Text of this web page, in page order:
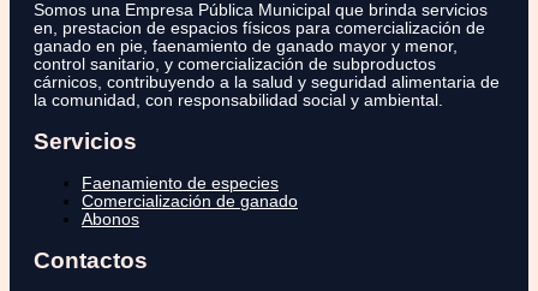
Somos una Empresa Pública Municipal que brinda servicios
en, prestacion de espacios físicos para comercialización de
ganado en pie, faenamiento de ganado mayor y menor,
control sanitario, y comercialización de subproductos
cárnicos, contribuyendo a la salud y seguridad alimentaria de
la comunidad, con responsabilidad social y ambiental.
Servicios
Faenamiento de especies
Comercialización de ganado
Abonos
Contactos